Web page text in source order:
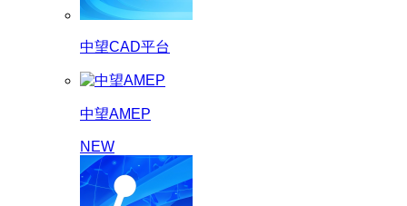
中望CAD平台
中望AMEP
NEW